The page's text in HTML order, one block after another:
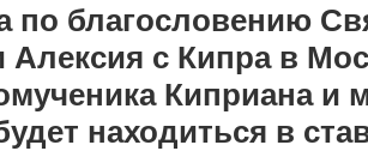
по благословению
Алексия с Кипра в
Киприана и
находиться в